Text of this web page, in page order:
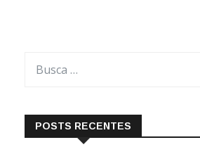
POSTS RECENTES